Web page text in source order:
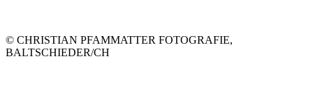
© CHRISTIAN PFAMMATTER FOTOGRAFIE,
BALTSCHIEDER/CH